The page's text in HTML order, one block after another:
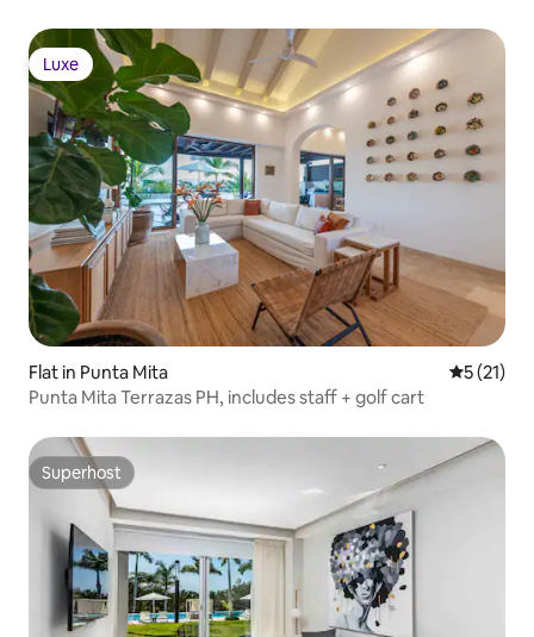
Luxe
Luxe
Flat in Punta Mita
5 (21)
Punta Mita Terrazas PH, includes staff + golf cart
Superhost
Superhost